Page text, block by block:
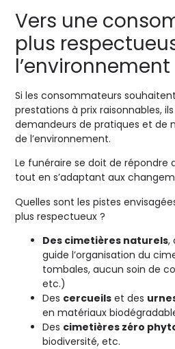
Vers une
plus
l’environnement
Si les consommateurs
prestations à prix raisonnables,
demandeurs de pratiques et de
de l’environnement.
Le funéraire se doit de répondre
tout en s’adaptant aux
Quelles sont les pistes
plus respectueux ?
Des cimetières naturels,
guide l’organisation du
tombales, aucun soin de
etc.)
Des cercueils et des
en matériaux
Des cimetières zéro
biodiversité, etc.